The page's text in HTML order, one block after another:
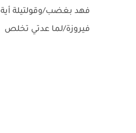
فهد بغضب/وقولتيلة أية
فيروزة/لما عدتي تخلص